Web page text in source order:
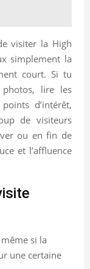
visiter la High
simplement la
court. Si tu
lire les
d’intérêt,
de visiteurs
ou en fin de
et l’affluence
même si la
une certaine